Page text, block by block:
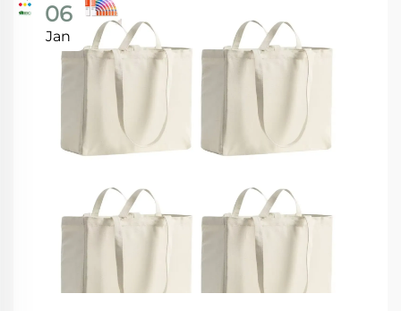
06
Jan